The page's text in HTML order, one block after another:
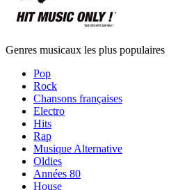
Genres musicaux les plus populaires
Pop
Rock
Chansons françaises
Electro
Hits
Rap
Musique Alternative
Oldies
Années 80
House